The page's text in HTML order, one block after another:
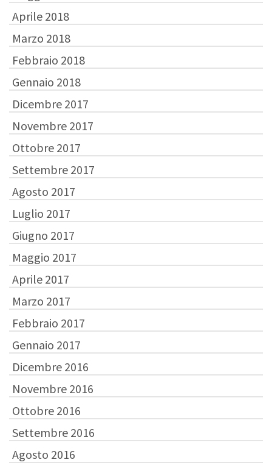
Aprile 2018
Marzo 2018
Febbraio 2018
Gennaio 2018
Dicembre 2017
Novembre 2017
Ottobre 2017
Settembre 2017
Agosto 2017
Luglio 2017
Giugno 2017
Maggio 2017
Aprile 2017
Marzo 2017
Febbraio 2017
Gennaio 2017
Dicembre 2016
Novembre 2016
Ottobre 2016
Settembre 2016
Agosto 2016